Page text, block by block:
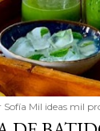
Sofía Mil ideas mil